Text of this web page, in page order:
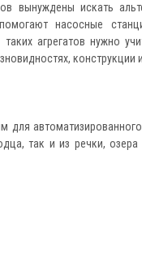
вынуждены искать
насосные
агрегатов нужно
конструкции
так и из речки, озера